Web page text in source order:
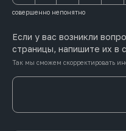
совершенно непонятно
Если у вас возникли
страницы, напишите их в
Так мы сможем скорректировать